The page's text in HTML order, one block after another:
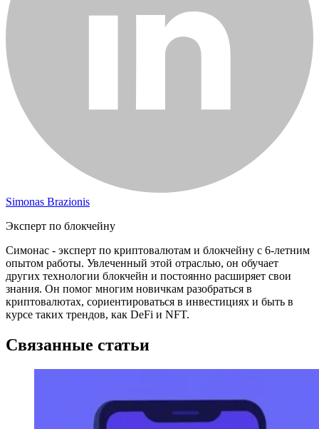
Simonas Brazionis
Эксперт по блокчейну
Симонас - эксперт по криптовалютам и блокчейну с 6-летним
опытом работы. Увлеченный этой отраслью, он обучает
других технологии блокчейн и постоянно расширяет свои
знания. Он помог многим новичкам разобраться в
криптовалютах, сориентироваться в инвестициях и быть в
курсе таких трендов, как DeFi и NFT.
Связанные статьи